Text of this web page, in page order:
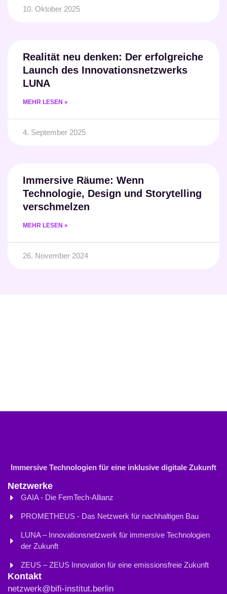
10. Oktober 2025
Realität neu denken: Der erfolgreiche
Launch des Innovationsnetzwerks
LUNA
MEHR LESEN »
4. September 2025
Immersive Räume: Wenn
Technologie, Design und Storytelling
verschmelzen
MEHR LESEN »
26. November 2024
Immersive Technologien für eine inklusive digitale Zukunft
Netzwerke
GAIA - Die FemTech-Allianz
PROMETHEUS - Das Netzwerk für nachhaltigen Bau
LUNA – Innovationsnetzwerk für immersive Technologien
der Zukunft
ZEUS – ZEUS Innovation für eine emissionsfreie Zukunft
Kontakt
netzwerk@bifi-institut.berlin